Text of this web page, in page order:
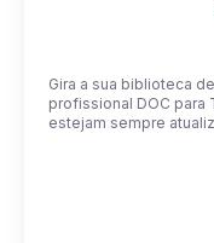
Gira a sua biblioteca
profissional DOC para
estejam sempre